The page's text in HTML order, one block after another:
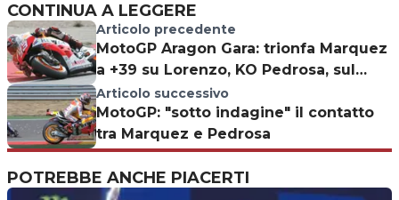
CONTINUA A LEGGERE
Articolo precedente
MotoGP Aragon Gara: trionfa Marquez
a +39 su Lorenzo, KO Pedrosa, sul
podio Rossi
Articolo successivo
MotoGP: "sotto indagine" il contatto
tra Marquez e Pedrosa
POTREBBE ANCHE PIACERTI